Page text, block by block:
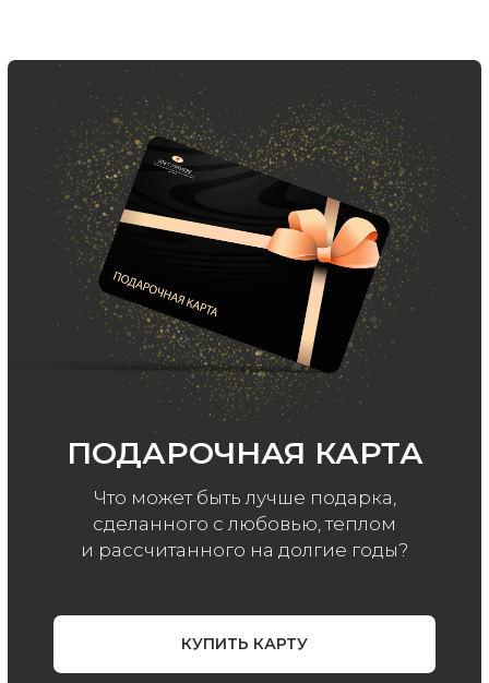
ООО «МИР КАШЕМИРА» © 2023
Все права защищены.
Политика
конфиденциальности